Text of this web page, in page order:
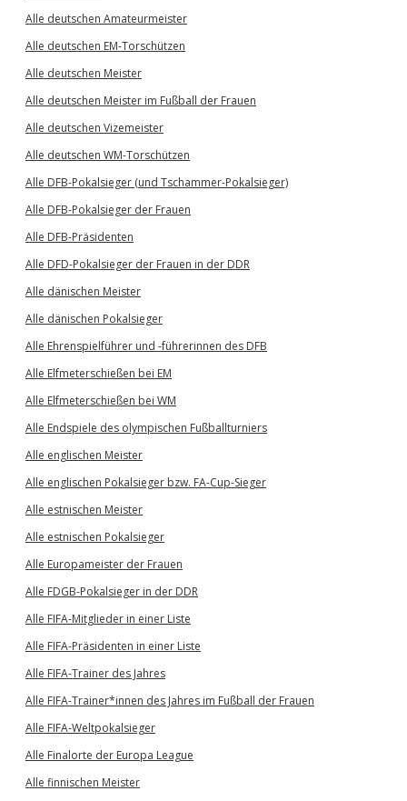
Alle deutschen Amateurmeister
Alle deutschen EM-Torschützen
Alle deutschen Meister
Alle deutschen Meister im Fußball der Frauen
Alle deutschen Vizemeister
Alle deutschen WM-Torschützen
Alle DFB-Pokalsieger (und Tschammer-Pokalsieger)
Alle DFB-Pokalsieger der Frauen
Alle DFB-Präsidenten
Alle DFD-Pokalsieger der Frauen in der DDR
Alle dänischen Meister
Alle dänischen Pokalsieger
Alle Ehrenspielführer und -führerinnen des DFB
Alle Elfmeterschießen bei EM
Alle Elfmeterschießen bei WM
Alle Endspiele des olympischen Fußballturniers
Alle englischen Meister
Alle englischen Pokalsieger bzw. FA-Cup-Sieger
Alle estnischen Meister
Alle estnischen Pokalsieger
Alle Europameister der Frauen
Alle FDGB-Pokalsieger in der DDR
Alle FIFA-Mitglieder in einer Liste
Alle FIFA-Präsidenten in einer Liste
Alle FIFA-Trainer des Jahres
Alle FIFA-Trainer*innen des Jahres im Fußball der Frauen
Alle FIFA-Weltpokalsieger
Alle Finalorte der Europa League
Alle finnischen Meister